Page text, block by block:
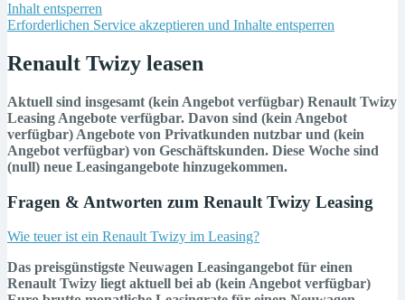
Inhalt entsperren
Erforderlichen Service akzeptieren und Inhalte entsperren
Renault Twizy leasen
Aktuell sind insgesamt (kein Angebot verfügbar) Renault Twizy
Leasing Angebote verfügbar. Davon sind (kein Angebot
verfügbar) Angebote von Privatkunden nutzbar und (kein
Angebot verfügbar) von Geschäftskunden. Diese Woche sind
(null) neue Leasingangebote hinzugekommen.
Fragen & Antworten zum Renault Twizy Leasing
Wie teuer ist ein Renault Twizy im Leasing?
Das preisgünstigste Neuwagen Leasingangebot für einen
Renault Twizy liegt aktuell bei ab (kein Angebot verfügbar)